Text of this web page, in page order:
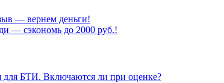
— вернем деньги!
— сэкономь до 2000 руб.!
БТИ. Включаются ли при оценке?